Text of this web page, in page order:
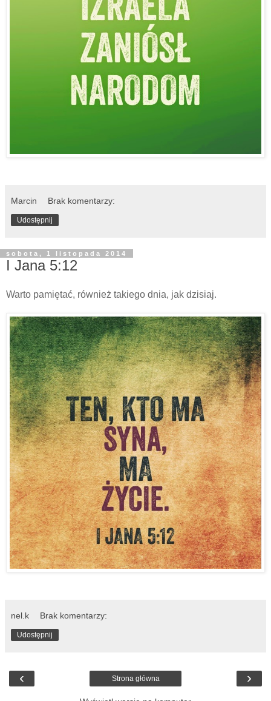
Marcin Brak komentarzy:
Udostępnij
sobota, 1 listopada 2014
I Jana 5:12
Warto pamiętać, również takiego dnia, jak dzisiaj.
nel.k Brak komentarzy:
Udostępnij
‹ ›
Strona główna